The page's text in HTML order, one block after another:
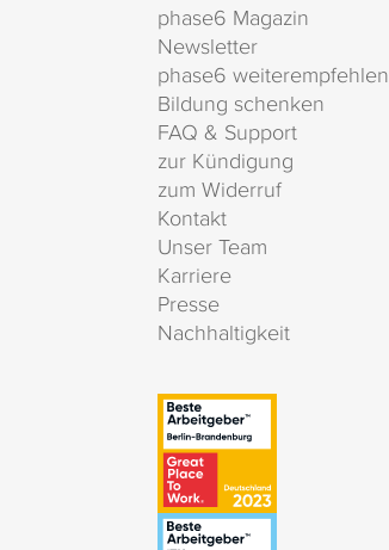
phase6 Magazin
Newsletter
phase6 weiterempfehlen
Bildung schenken
FAQ & Support
zur Kündigung
zum Widerruf
Kontakt
Unser Team
Karriere
Presse
Nachhaltigkeit